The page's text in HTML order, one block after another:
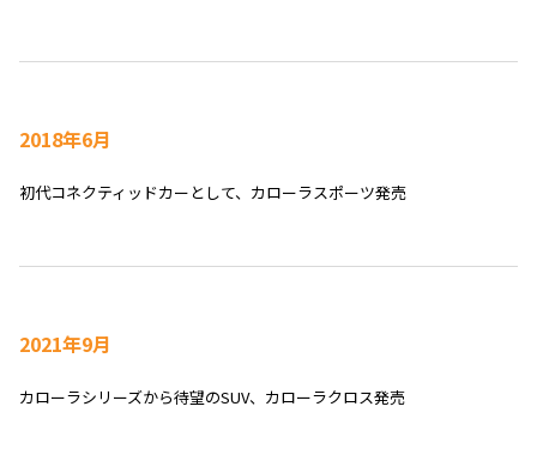
2018年6月
初代コネクティッドカーとして、カローラスポーツ発売
2021年9月
カローラシリーズから待望のSUV、カローラクロス発売